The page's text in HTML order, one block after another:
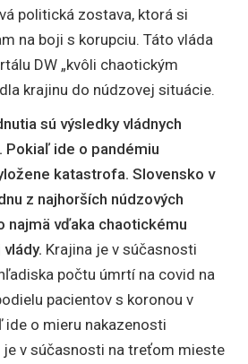
politická zostava, ktorá si
na boji s korupciu. Táto vláda
DW „kvôli chaotickým
krajinu do núdzovej situácie.
sú výsledky vládnych
ide o pandémiu
katastrofa. Slovensko v
z najhorších núdzových
najmä vďaka chaotickému
Krajina je v súčasnosti
počtu úmrtí na covid na
pacientov s koronou v
ide o mieru nakazenosti
je v súčasnosti na treťom mieste